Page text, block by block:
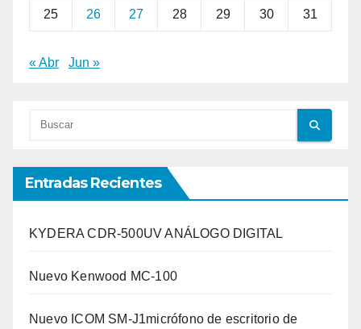
25 26 27 28 29 30 31
« Abr Jun »
Entradas Recientes
KYDERA CDR-500UV ANÁLOGO DIGITAL
Nuevo Kenwood MC-100
Nuevo ICOM SM-J1micrófono de escritorio de